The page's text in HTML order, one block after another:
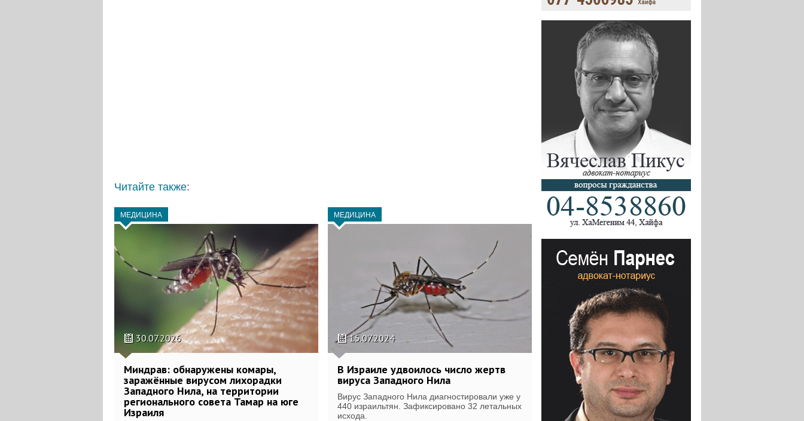
Читайте также:
МЕДИЦИНА
30.07.2026
Миндрав: обнаружены комары,
заражённые вирусом лихорадки
Западного Нила, на территории
регионального совета Тамар на юге
Израиля
МЕДИЦИНА
15.07.2024
В Израиле удвоилось число жертв
вируса Западного Нила
Вирус Западного Нила диагностировали уже у
440 израильтян. Зафиксировано 32 летальных
исхода.